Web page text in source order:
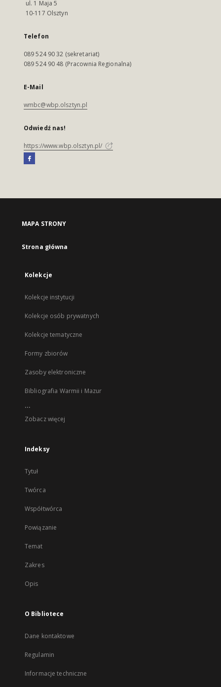
ul. 1 Maja 5
10-117 Olsztyn
Telefon
089 524 90 32 (sekretariat)
089 524 90 48 (Pracownia Regionalna)
E-Mail
wmbc@wbp.olsztyn.pl
Odwiedź nas!
https://www.wbp.olsztyn.pl/
MAPA STRONY
Strona główna
Kolekcje
Kolekcje instytucji
Kolekcje osób prywatnych
Kolekcje tematyczne
Formy zbiorów
Zasoby elektroniczne
Bibliografia Warmii i Mazur
...
Zobacz więcej
Indeksy
Tytuł
Twórca
Współtwórca
Powiązanie
Temat
Zakres
Opis
O Bibliotece
Dane kontaktowe
Regulamin
Informacje techniczne